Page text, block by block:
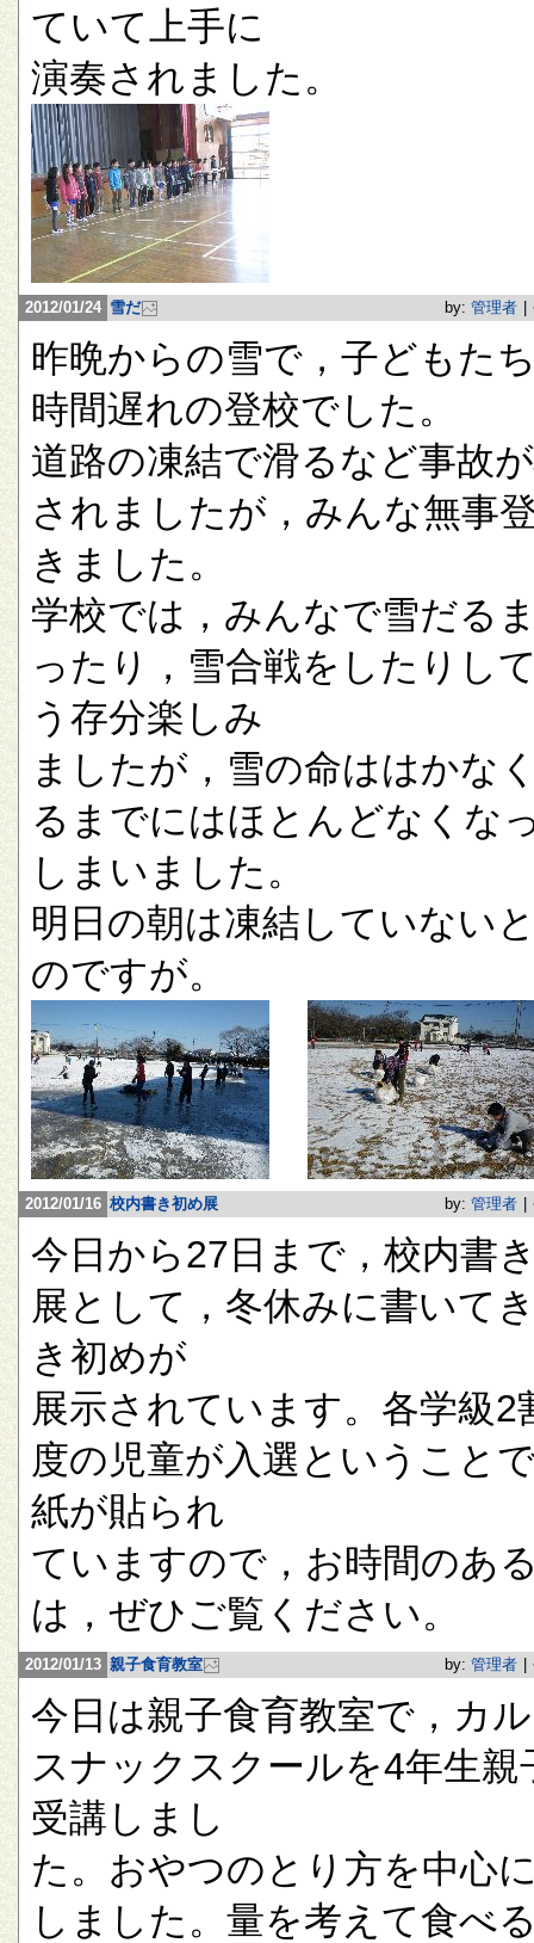
ていて上手に
演奏されました。
2012/01/24 雪だ by: 管理者
昨晩からの雪で，子どもた
時間遅れの登校でした。
道路の凍結で滑るなど事故
されましたが，みんな無事
きました。
学校では，みんなで雪だる
ったり，雪合戦をしたりし
う存分楽しみ
ましたが，雪の命ははかな
るまでにはほとんどなくな
しまいました。
明日の朝は凍結していない
のですが。
2012/01/16 校内書き初め展 by: 管理者
今日から27日まで，校内書
展として，冬休みに書いて
き初めが
展示されています。各学級2
度の児童が入選ということ
紙が貼られ
ていますので，お時間のあ
は，ぜひご覧ください。
2012/01/13 親子食育教室 by: 管理者
今日は親子食育教室で，カ
スナックスクールを4年生親
受講しまし
た。おやつのとり方を中心
しました。量を考えて食べ